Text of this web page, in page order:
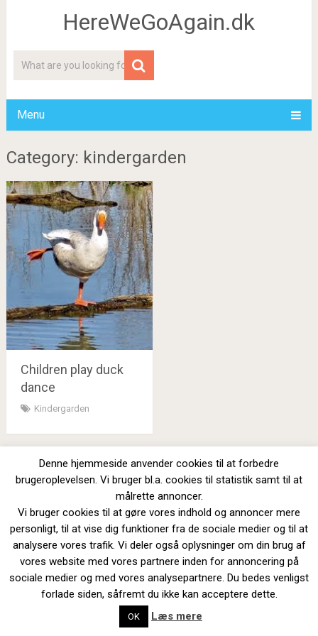
HereWeGoAgain.dk
Menu
Category: kindergarden
Children play duck
dance
Kindergarden
Proudly powered by WordPress |
SociallyViral Theme by
MyThemeShop
Cookie politik
Privacy Policy
Denne hjemmeside anvender cookies til at forbedre
brugeroplevelsen. Vi bruger bl.a. cookies til statistik samt til at
målrette annoncer.
Vi bruger cookies til at gøre vores indhold og annoncer mere
personligt, til at vise dig funktioner fra de sociale medier og til at
analysere vores trafik. Vi deler også oplysninger om din brug af
vores website med vores partnere inden for annoncering på
sociale medier og med vores analysepartnere. Du bedes venligst
forlade siden, såfremt du ikke kan acceptere dette.
OK Læs mere
Copyright HereWeGoAgain.dk. Alle rettigheder forbeholdes. En
service leveret af NetForia, CVR 34371733 -Cookie politik